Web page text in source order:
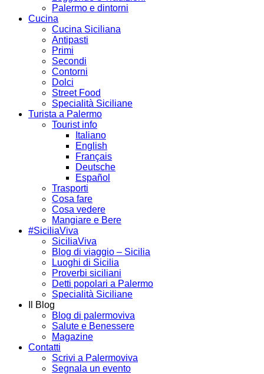
Palermo e dintorni
Cucina
Cucina Siciliana
Antipasti
Primi
Secondi
Contorni
Dolci
Street Food
Specialità Siciliane
Turista a Palermo
Tourist info
Italiano
English
Français
Deutsche
Español
Trasporti
Cosa fare
Cosa vedere
Mangiare e Bere
#SiciliaViva
SiciliaViva
Blog di viaggio – Sicilia
Luoghi di Sicilia
Proverbi siciliani
Detti popolari a Palermo
Specialità Siciliane
Il Blog
Blog di palermoviva
Salute e Benessere
Magazine
Contatti
Scrivi a Palermoviva
Segnala un evento